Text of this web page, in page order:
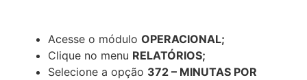
Acesse o módulo OPERACIONAL;
Clique no menu RELATÓRIOS;
Selecione a opção 372 – MINUTAS POR